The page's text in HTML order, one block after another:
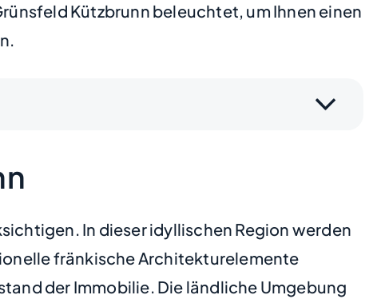
Kützbrunn beleuchtet, um Ihnen einen
In dieser idyllischen Region werden
fränkische Architekturelemente
der Immobilie. Die ländliche Umgebung